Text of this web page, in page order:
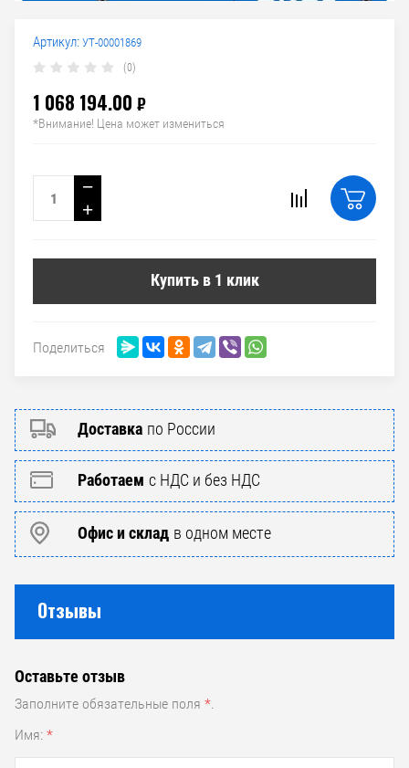
Артикул: УТ-00001869
(0)
1 068 194.00 ₽
*Внимание! Цена может измениться
−
+
Купить в 1 клик
Поделиться
Доставка по России
Работаем с НДС и без НДС
Офис и склад в одном месте
Отзывы
Оставьте отзыв
Заполните обязательные поля *.
Имя: *